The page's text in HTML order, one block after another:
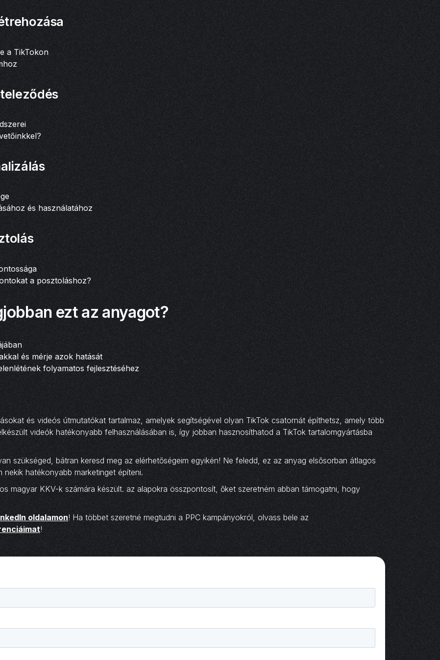
a TikTokon
és használatához
a posztoláshoz?
ezt az anyagot?
és mérje azok hatását
folyamatos fejlesztéséhez
és videós útmutatókat tartalmaz, amelyek segítségével olyan TikTok csatornát építhetsz, amely több
videók hatékonyabb felhasználásában is, így jobban hasznosíthatod a TikTok tartalomgyártásba
szükséged, bátran keresd meg az elérhetőségeim egyikén! Ne feledd, ez az anyag elsősorban átlagos
hatékonyabb marketinget építeni.
magyar KKV-k számára készült. az alapokra összpontosít, őket szeretném abban támogatni, hogy
oldalamon! Ha többet szeretné megtudni a PPC kampányokról, olvass bele az
!